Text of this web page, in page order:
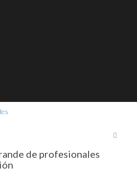
de profesionales